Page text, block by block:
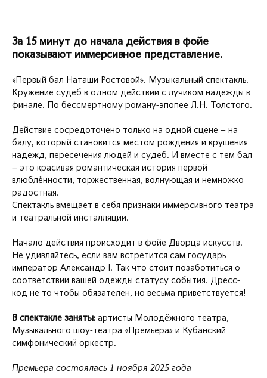
За 15 минут до начала действия в фойе
показывают иммерсивное представление.
«Первый бал Наташи Ростовой». Музыкальный спектакль.
Кружение судеб в одном действии с лучиком надежды в
финале. По бессмертному роману-эпопее Л.Н. Толстого.
Действие сосредоточено только на одной сцене – на
балу, который становится местом рождения и крушения
надежд, пересечения людей и судеб. И вместе с тем бал
– это красивая романтическая история первой
влюблённости, торжественная, волнующая и немножко
радостная.
Спектакль вмещает в себя признаки иммерсивного театра
и театральной инсталляции.
Начало действия происходит в фойе Дворца искусств.
Не удивляйтесь, если вам встретится сам государь
император Александр I. Так что стоит позаботиться о
соответствии вашей одежды статусу события. Дресс-
код не то чтобы обязателен, но весьма приветствуется!
В спектакле заняты: артисты Молодёжного театра,
Музыкального шоу-театра «Премьера» и Кубанский
симфонический оркестр.
Премьера состоялась 1 ноября 2025 года